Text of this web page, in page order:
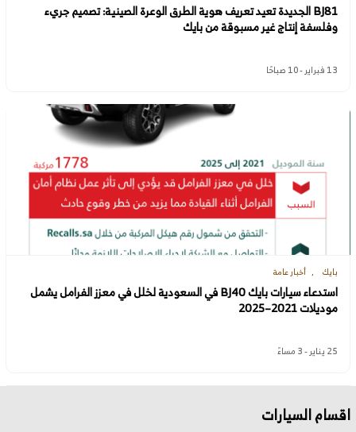
BJ81 الجديدة تعيد تعريف هوية الطرق الوعرة الصينية: تصميم جريء
وفلسفة إنتاج غير مسبوقة من بايك
13 فبراير - 10 صباحًا
بايك أخبار عامة
استدعاء سيارات بايك BJ40 في السعودية لخلل في معزز الفرامل يشمل
موديلات 2021–2025
25 يناير - 3 مساءً
اقسام السيارات